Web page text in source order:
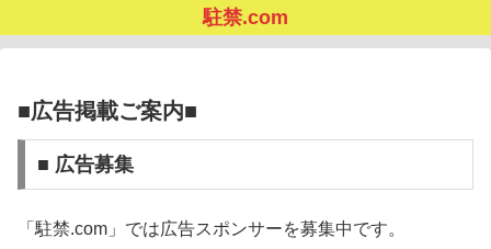
駐禁.com
■広告掲載ご案内■
■ 広告募集
「駐禁.com」では広告スポンサーを募集中です。